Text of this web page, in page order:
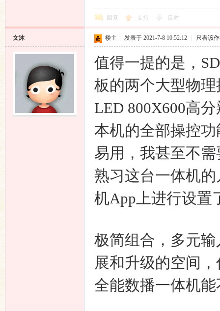
回复 支持 反对
文沐 楼主 发表于 2021-7-8 10:52:12 只看该
值得一提的是，
板的两个大型物
LED 800X600高
本机的全部操控
易用，我甚至不
熟习这台一体机
机App上进行设置
极简组合，多元
展和升级的空间，
全能数播一体机